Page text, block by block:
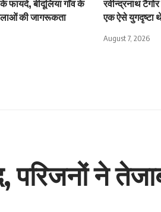
फायदे, बीदूलिया गाँव के
की जागरूकता
रवीन्द्रनाथ
एक ऐसे युगदृष्टा
August 7, 2026
ने